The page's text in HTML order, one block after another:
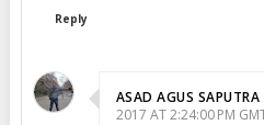
Reply
ASAD AGUS SAPUTRA
2017 AT 2:24:00 PM